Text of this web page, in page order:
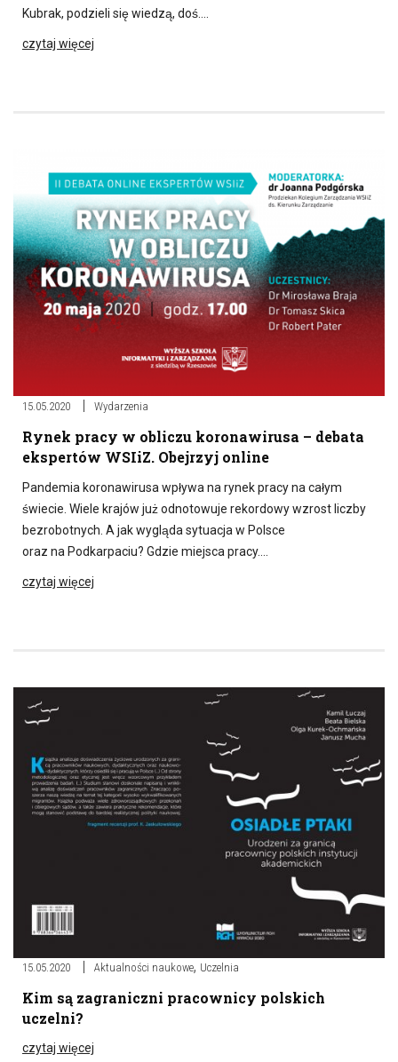
Kubrak, podzieli się wiedzą, doś….
czytaj więcej
15.05.2020 Wydarzenia
Rynek pracy w obliczu koronawirusa – debata
ekspertów WSIiZ. Obejrzyj online
Pandemia koronawirusa wpływa na rynek pracy na całym
świecie. Wiele krajów już odnotowuje rekordowy wzrost liczby
bezrobotnych. A jak wygląda sytuacja w Polsce
oraz na Podkarpaciu? Gdzie miejsca pracy….
czytaj więcej
15.05.2020 Aktualności naukowe, Uczelnia
Kim są zagraniczni pracownicy polskich
uczelni?
czytaj więcej